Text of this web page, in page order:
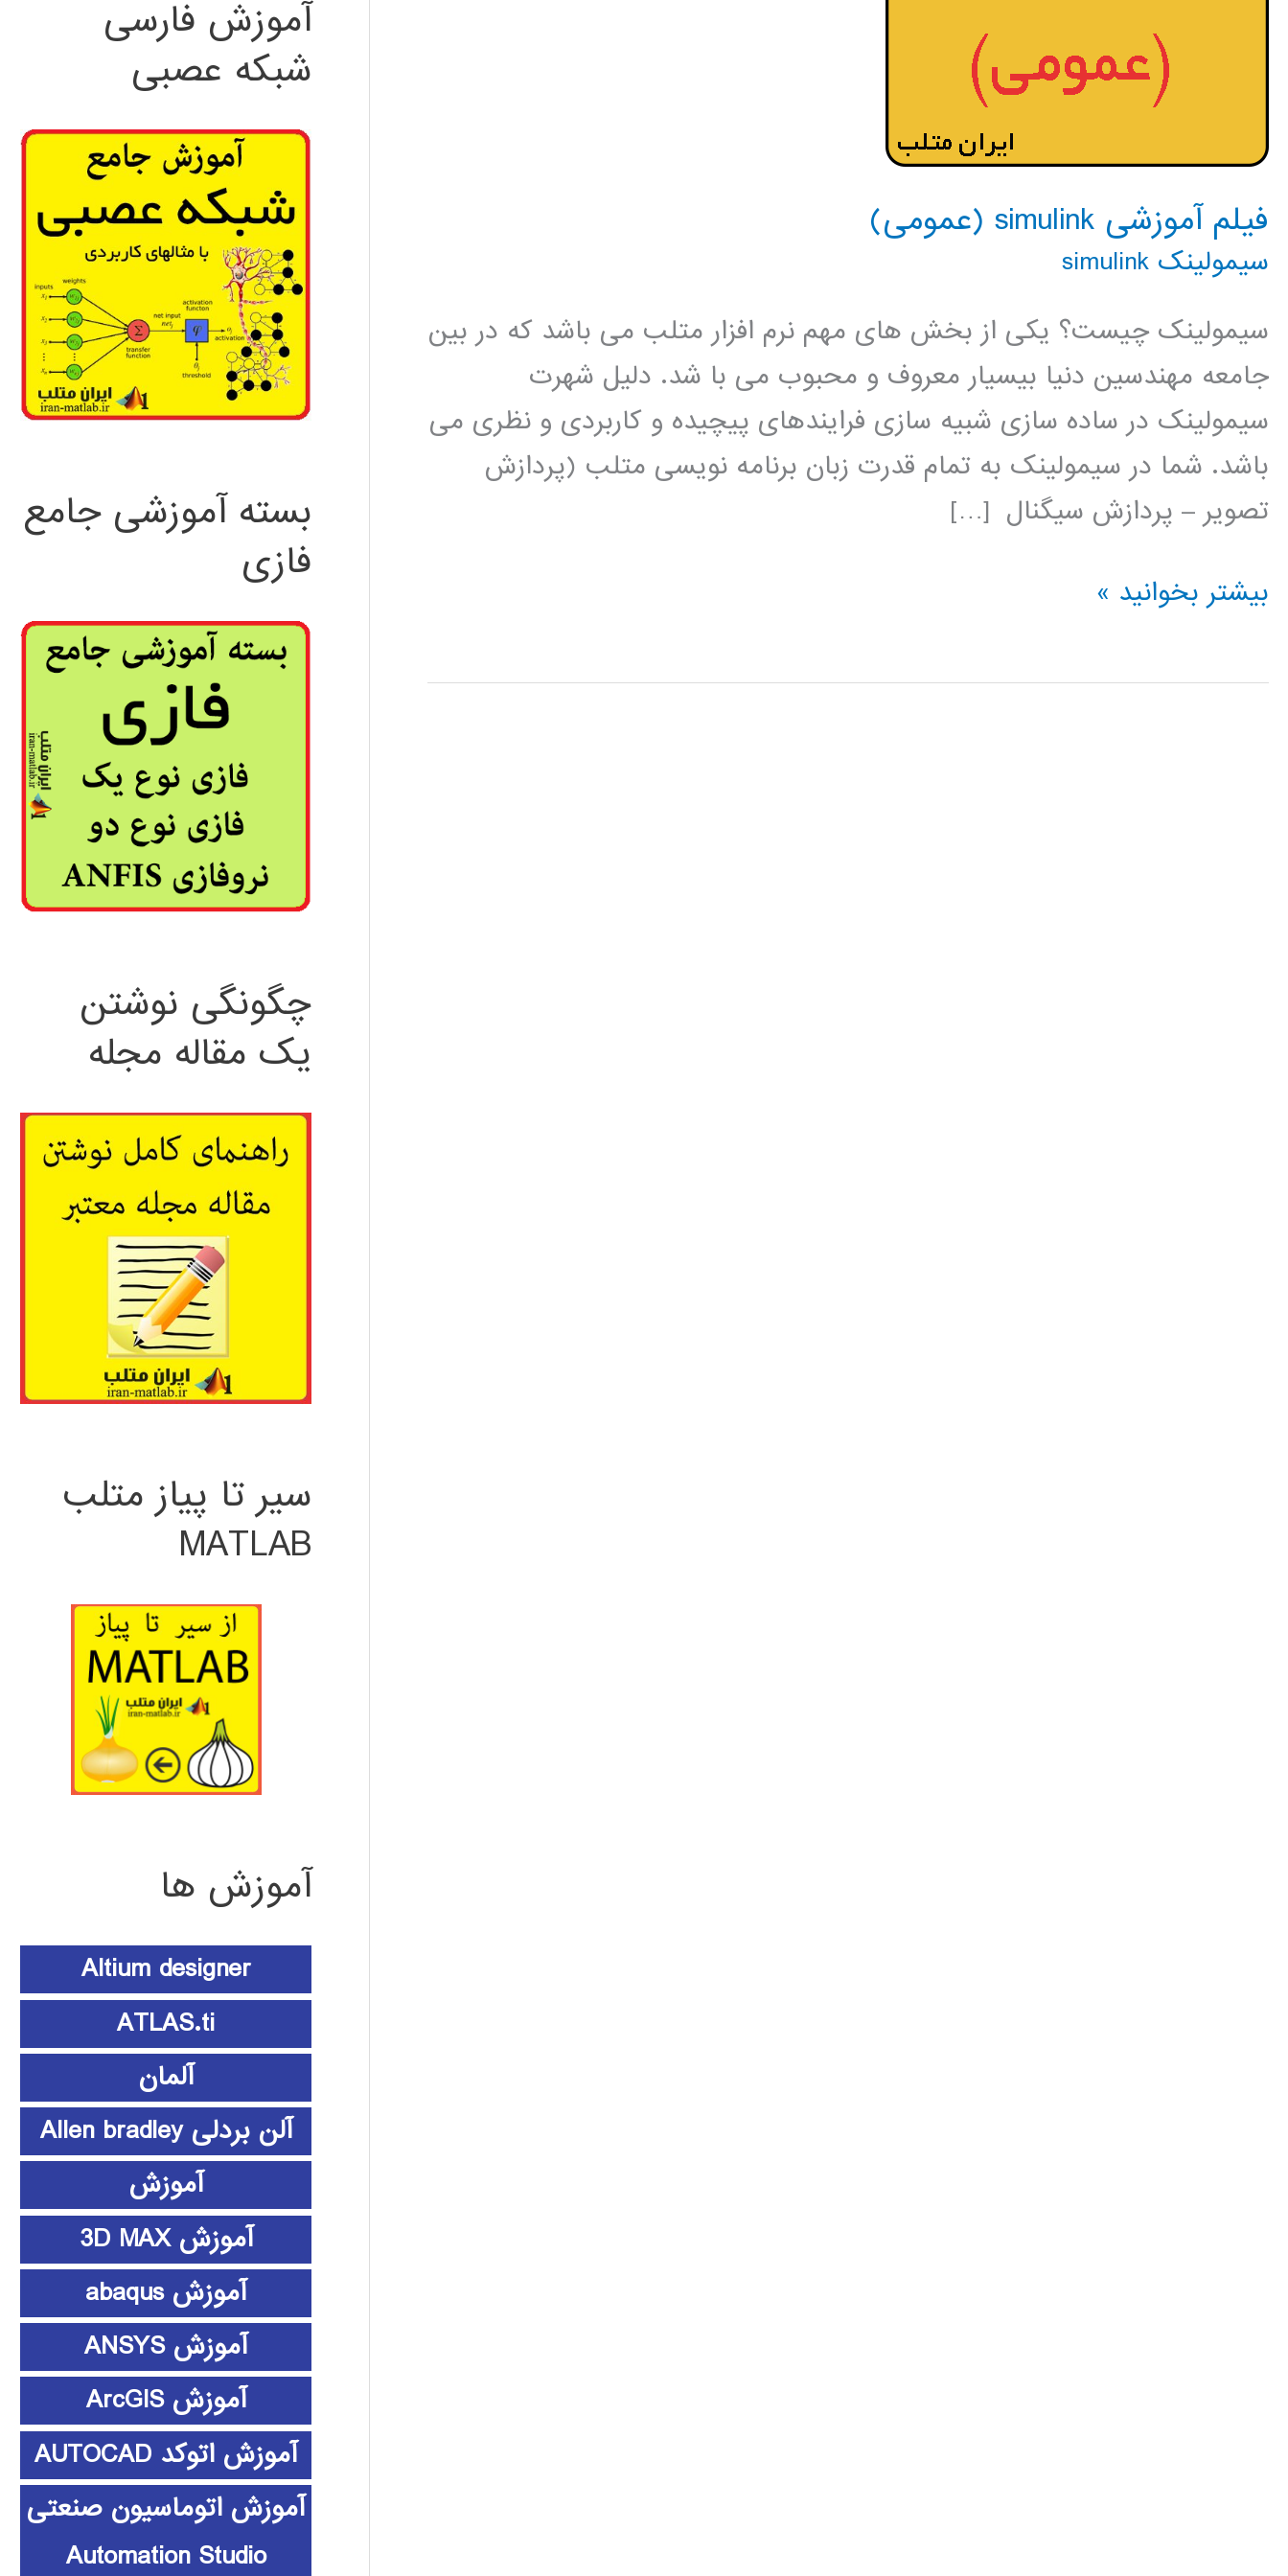
فیلم آموزشی simulink (عمومی)
سیمولینک simulink
سیمولینک چیست؟ یکی از بخش های مهم نرم افزار متلب می باشد که در بین
جامعه مهندسین دنیا بیسیار معروف و محبوب می با شد. دلیل شهرت
سیمولینک در ساده سازی شبیه سازی فرایندهای پیچیده و کاربردی و نظری می
باشد. شما در سیمولینک به تمام قدرت زبان برنامه نویسی متلب (پردازش
تصویر – پردازش سیگنال […]
فیلم
simulink
بیشتر بخوانید »
آموزش فارسی
شبکه عصبی
بسته آموزشی جامع
فازی
چگونگی نوشتن
یک مقاله مجله
سیر تا پیاز متلب
MATLAB
آموزش ها
Altium designer
ATLAS.ti
آلمان
آلن بردلی Allen bradley
آموزش
آموزش 3D MAX
آموزش abaqus
آموزش ANSYS
آموزش ArcGIS
آموزش اتوکد AUTOCAD
آموزش اتوماسیون صنعتی
Automation Studio